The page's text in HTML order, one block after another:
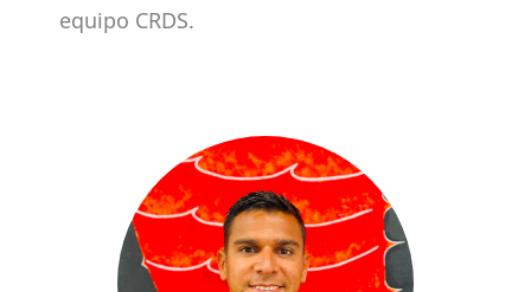
equipo CRDS.